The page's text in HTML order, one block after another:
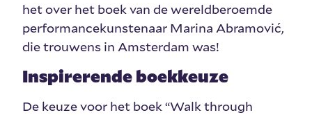
het over het boek van de wereldberoemde
performancekunstenaar Marina Abramović,
die trouwens in Amsterdam was!
Inspirerende boekkeuze
De keuze voor het boek “Walk through